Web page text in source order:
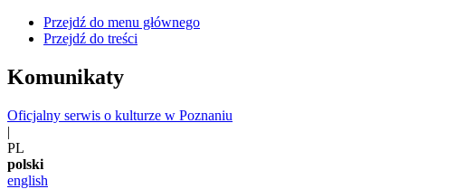
Przejdź do menu głównego
Przejdź do treści
Komunikaty
Oficjalny serwis o kulturze w Poznaniu
|
PL
polski
english